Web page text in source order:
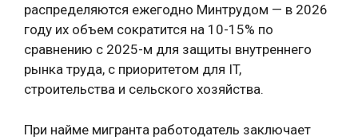
распределяются ежегодно Минтрудом — в 2026
году их объем сократится на 10-15% по
сравнению с 2025-м для защиты внутреннего
рынка труда, с приоритетом для IT,
строительства и сельского хозяйства.
При найме мигранта работодатель заключает